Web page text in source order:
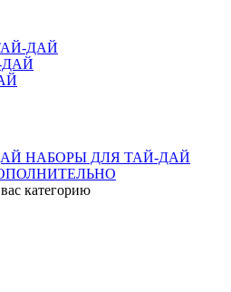
ДАЙ
ДАЙ
НАБОРЫ ДЛЯ ТАЙ-ДАЙ
категорию